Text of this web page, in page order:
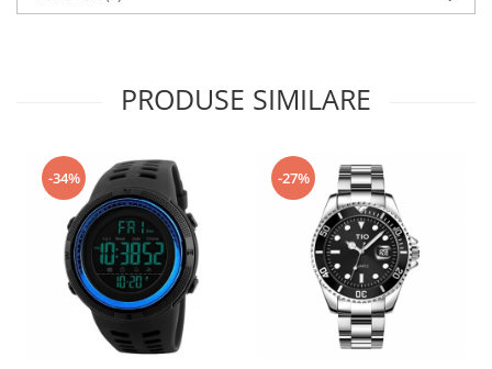
PRODUSE SIMILARE
-34% -27%